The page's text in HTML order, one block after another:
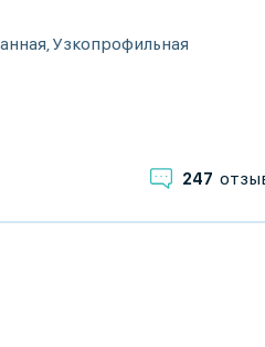
Узкопрофильная
247